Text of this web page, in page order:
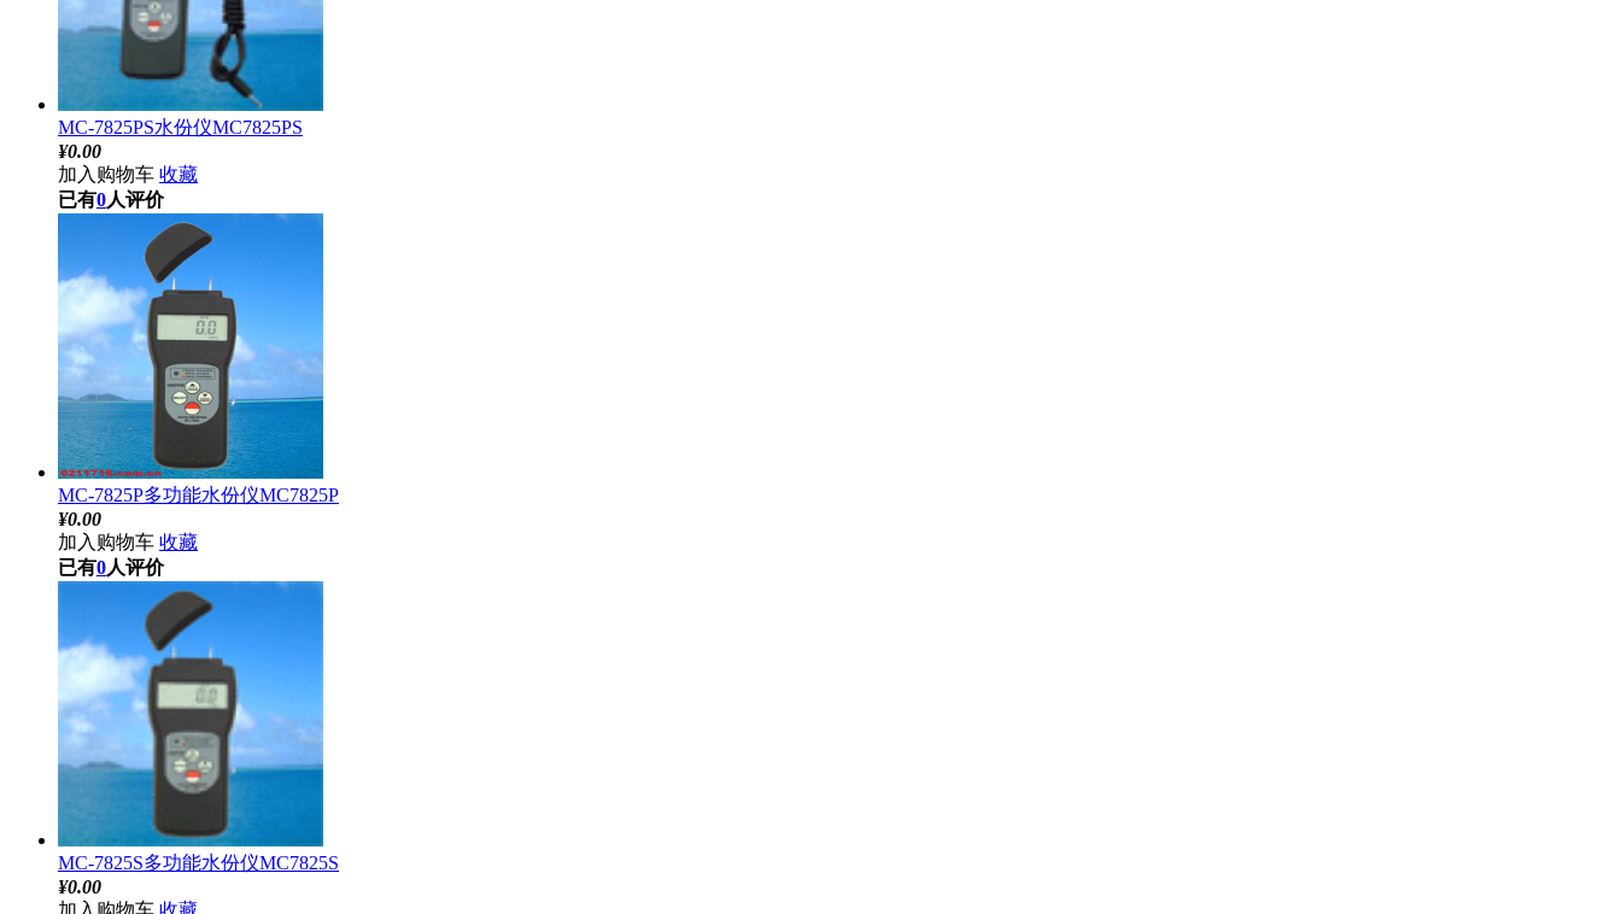
MC-7825PS水份仪MC7825PS
¥0.00
加入购物车 收藏
已有0人评价
MC-7825P多功能水份仪MC7825P
¥0.00
加入购物车 收藏
已有0人评价
MC-7825S多功能水份仪MC7825S
¥0.00
加入购物车 收藏